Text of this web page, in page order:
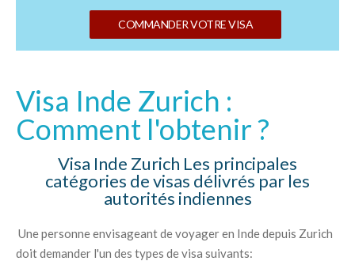
COMMANDER VOTRE VISA
Visa Inde Zurich :
Comment l'obtenir ?
Visa Inde Zurich Les principales
catégories de visas délivrés par les
autorités indiennes
Une personne envisageant de voyager en Inde depuis Zurich
doit demander l'un des types de visa suivants: